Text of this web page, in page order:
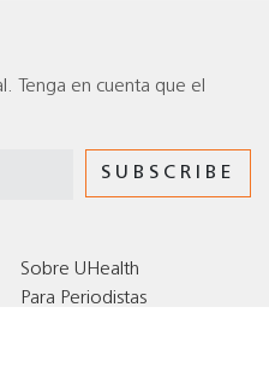
Tenga en cuenta que el
Sobre UHealth
Para Periodistas